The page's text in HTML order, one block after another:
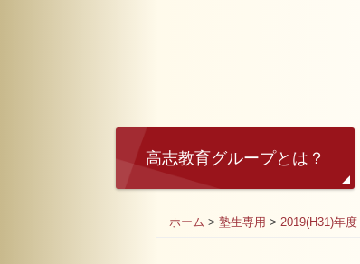
高志教育グループとは？
ホーム > 塾生専用 > 2019(H31)年